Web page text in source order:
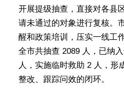
开展提级抽查，直接对各县
请未通过的对象进行复核。
醒和政策培训，压实一线工
全市共抽查 2089 人，已纳
人，实施临时救助 2 人，形
整改、跟踪问效的闭环。